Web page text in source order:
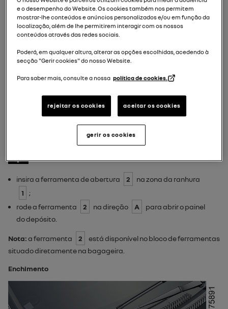
insira a ferramenta de abertura 2
na zona da ranhura
1
;
rode a ferramenta
2 na direção A
para abrir o painel
do depósito.
Nota:a ferramenta 2
está disponível no bloco de ferramentas
situado diretamente na bagageira.
Enchimento
e o desempenho do Website. Os cookies também nos permitem
mostrar-lhe conteúdos e anúncios personalizados e/ou em função da
localização, além de lhe permitirem interagir com os nossos
conteúdos através das redes sociais.
Poderá, em qualquer altura, alterar as opções escolhidas, acedendo à
secção "Gerir cookies" do nosso Website.
Para saber mais, consulte a nossa política de cookies.
rejeitar os cookies aceitar os cookies
gerir os cookies